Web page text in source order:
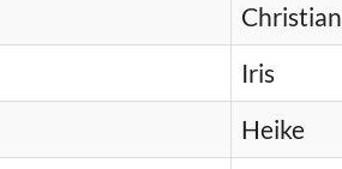
Christian
Iris
Heike